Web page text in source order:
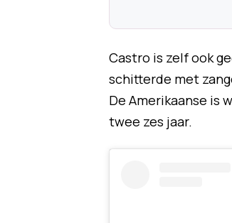
Castro is zelf ook
schitterde met
De Amerikaanse is
twee zes jaar.